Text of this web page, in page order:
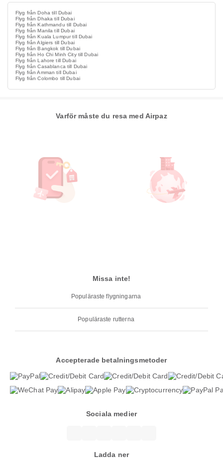
Flyg från Doha till Dubai
Flyg från Dhaka till Dubai
Flyg från Kathmandu till Dubai
Flyg från Manila till Dubai
Flyg från Kuala Lumpur till Dubai
Flyg från Algiers till Dubai
Flyg från Bangkok till Dubai
Flyg från Ho Chi Minh City till Dubai
Flyg från Lahore till Dubai
Flyg från Casablanca till Dubai
Flyg från Amman till Dubai
Flyg från Colombo till Dubai
Varför måste du resa med Airpaz
Missa inte!
Populäraste flygningarna
Populäraste rutterna
Accepterade betalningsmetoder
Sociala medier
Ladda ner